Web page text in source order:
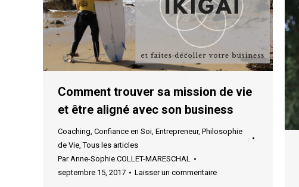
Comment trouver sa mission de vie
et être aligné avec son business
Coaching, Confiance en Soi, Entrepreneur, Philosophie
de Vie,Tous les articles
ParAnne-Sophie COLLET-MARESCHAL
septembre 15, 2017
Laisser un commentaire